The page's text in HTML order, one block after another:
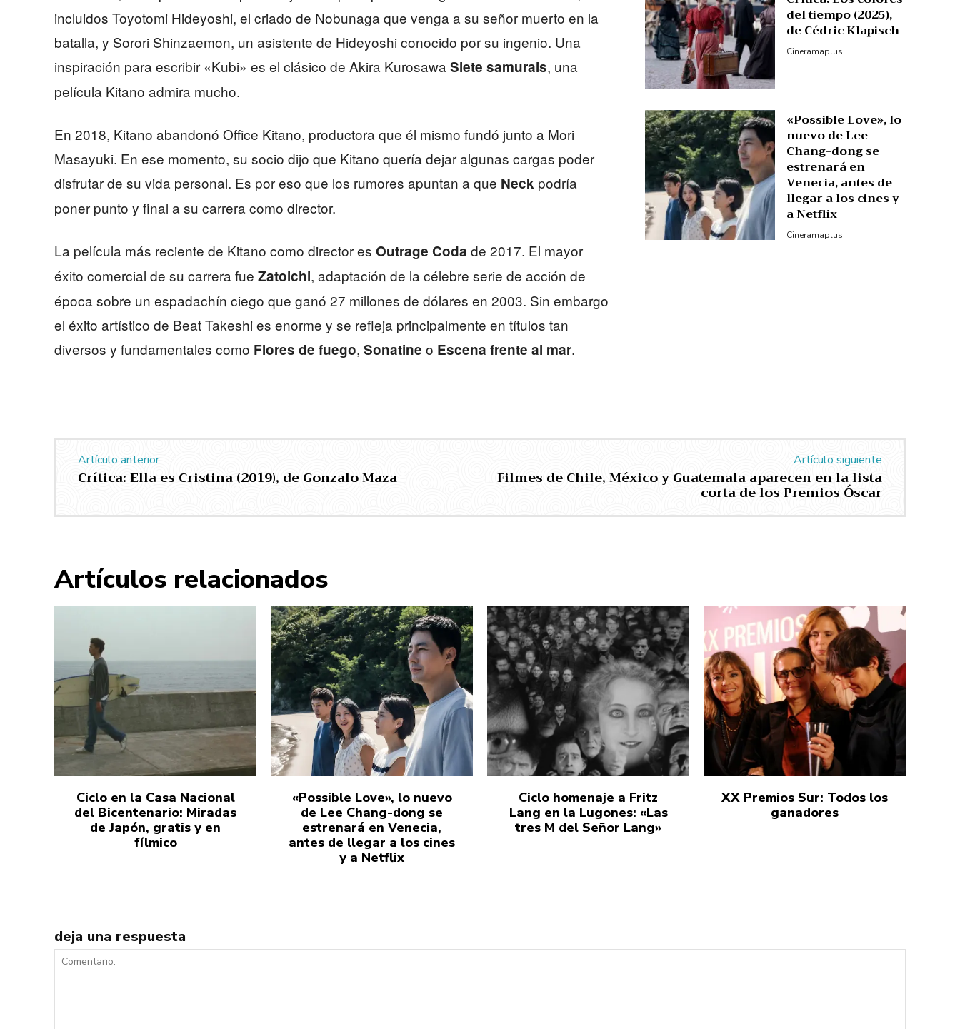
incluidos Toyotomi Hideyoshi, el criado de Nobunaga que venga a su señor muerto en la
batalla, y Sorori Shinzaemon, un asistente de Hideyoshi conocido por su ingenio. Una
inspiración para escribir «Kubi» es el clásico de Akira Kurosawa Siete samurais, una
película Kitano admira mucho.
En 2018, Kitano abandonó Office Kitano, productora que él mismo fundó junto a Mori
Masayuki. En ese momento, su socio dijo que Kitano quería dejar algunas cargas poder
disfrutar de su vida personal. Es por eso que los rumores apuntan a que Neck podría
poner punto y final a su carrera como director.
La película más reciente de Kitano como director es Outrage Coda de 2017. El mayor
éxito comercial de su carrera fue Zatoichi, adaptación de la célebre serie de acción de
época sobre un espadachín ciego que ganó 27 millones de dólares en 2003. Sin embargo
el éxito artístico de Beat Takeshi es enorme y se refleja principalmente en títulos tan
diversos y fundamentales como Flores de fuego, Sonatine o Escena frente al mar.
del tiempo (2025),
de Cédric Klapisch
Cineramaplus
«Possible Love», lo
nuevo de Lee
Chang-dong se
estrenará en
Venecia, antes de
llegar a los cines y
a Netflix
Cineramaplus
Artículo anterior
Crítica: Ella es Cristina (2019), de Gonzalo Maza
Artículo siguiente
Filmes de Chile, México y Guatemala aparecen en la lista
corta de los Premios Óscar
Artículos relacionados
Ciclo en la Casa Nacional
del Bicentenario: Miradas
de Japón, gratis y en
fílmico
«Possible Love», lo nuevo
de Lee Chang-dong se
estrenará en Venecia,
antes de llegar a los cines
y a Netflix
Ciclo homenaje a Fritz
Lang en la Lugones: «Las
tres M del Señor Lang»
XX Premios Sur: Todos los
ganadores
deja una respuesta